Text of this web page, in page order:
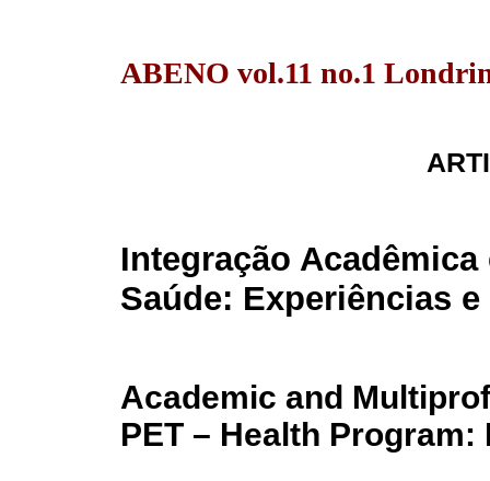
ABENO vol.11 no.1
Integração
Saúde: Experiências
Academic and
PET – Health